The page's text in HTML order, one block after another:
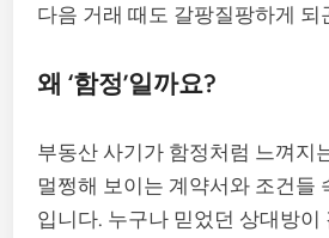
다음 거래 때도 갈팡질팡하게 되
왜 ‘함정’일까요?
부동산 사기가 함정처럼 느껴지
멀쩡해 보이는 계약서와 조건들
입니다. 누구나 믿었던 상대방이